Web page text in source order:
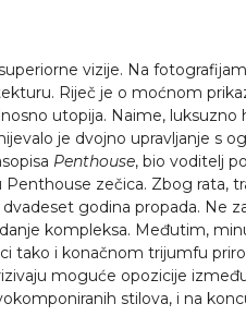
vizije. Na
Riječ je o moćnom
utopija. Naime,
je dvojno upravljanje s
Penthouse, bio voditelj
zečica. Zbog rata,
godina propada. Ne
kompleksa. Međutim,
i konačnom trijumfu
moguće opozicije
stilova, i na